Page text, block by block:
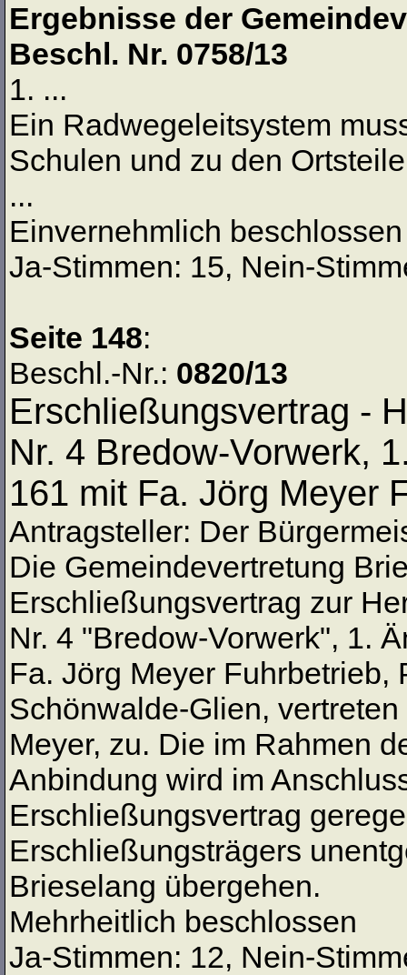
Ergebnisse der
Beschl. Nr. 0758/13
1. ...
Ein Radwegeleitsystem
Schulen und zu den
...
Einvernehmlich beschlossen
Ja-Stimmen: 15, Nein-
Seite 148:
Beschl.-Nr.: 0820/13
Erschließungsvertrag -
Nr. 4 Bredow-Vorwerk,
161 mit Fa. Jörg Meyer
Antragsteller: Der
Die Gemeindevertretung
Erschließungsvertrag zur
Nr. 4 "Bredow-Vorwerk", 1.
Fa. Jörg Meyer
Schönwalde-Glien,
Meyer, zu. Die im Rahmen
Anbindung wird im
Erschließungsvertrag
Erschließungsträgers
Brieselang übergehen.
Mehrheitlich beschlossen
Ja-Stimmen: 12, Nein-